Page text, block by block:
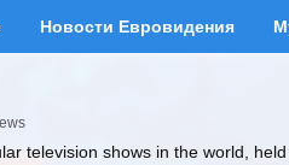
Новости Евровидения
television shows in the world,